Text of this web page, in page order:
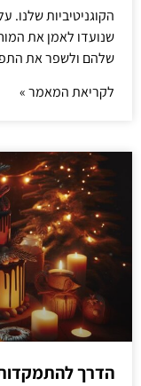
הקוגניטיביות שלנו.
שנועדו לאמן את
שלהם ולשפר את
לקריאת המאמר »
הדרך